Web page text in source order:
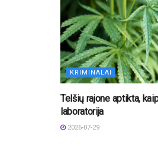
KRIMINALAI
Telšių rajone aptikta,
laboratorija
2026-07-29